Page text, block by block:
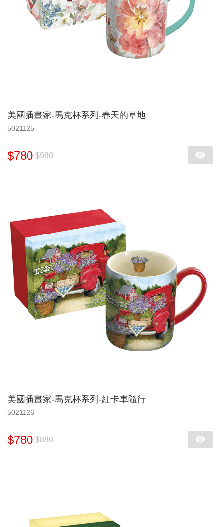
美國插畫家-馬克杯系列-春天的草地
5021125
$780 $980
美國插畫家-馬克杯系列-紅卡車隨行
5021126
$780 $880